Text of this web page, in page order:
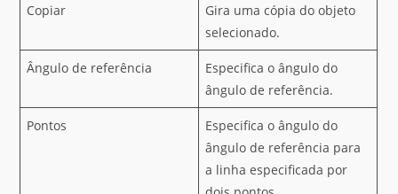
Copiar
Gira uma cópia do objeto
selecionado.
Ângulo de referência
Especifica o ângulo do
ângulo de referência.
Pontos
Especifica o ângulo do
ângulo de referência para
a linha especificada por